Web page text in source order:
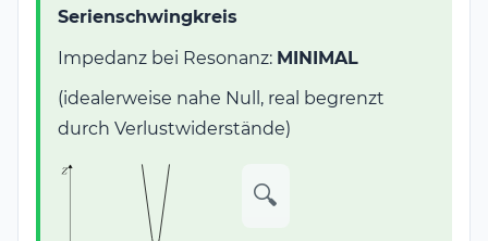
Serienschwingkreis
Impedanz bei Resonanz: MINIMAL
(idealerweise nahe Null, real begrenzt
durch Verlustwiderstände)
🔍